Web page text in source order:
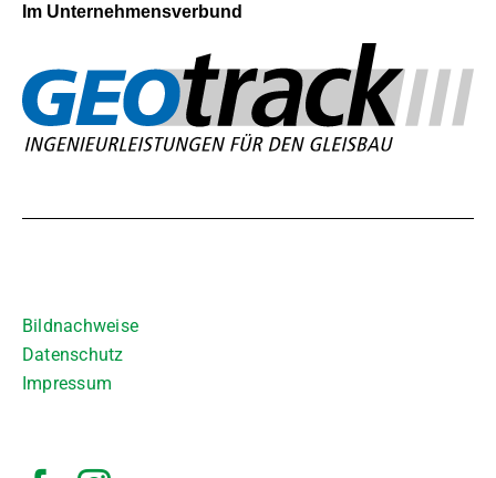
Im Unternehmensverbund
Bildnachweise
Datenschutz
Impressum